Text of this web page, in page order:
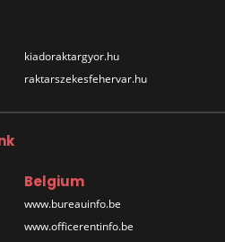
kiadoraktargyor.hu
raktarszekesfehervar.hu
Belgium
www.bureauinfo.be
www.officerentinfo.be